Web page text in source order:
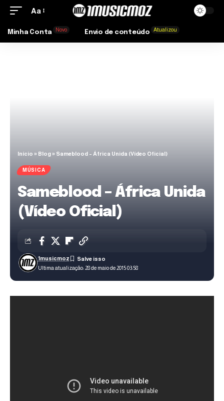
Aa
Minha Conta Novo Envio de conteúdo Atualizou
Início » Blog» Sameblood – África Unida (Vídeo Oficial)
MÚSICA
Sameblood – África Unida
(Vídeo Oficial)
Ultima atualização: 28 de maio de 2015 03:58
1musicmoz